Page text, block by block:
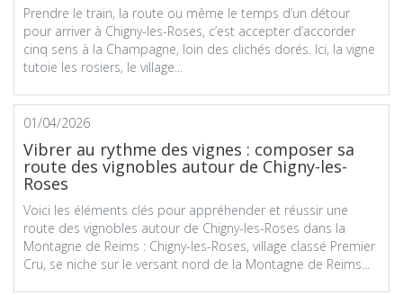
Prendre le train, la route ou même le temps d’un détour
pour arriver à Chigny-les-Roses, c’est accepter d’accorder
cinq sens à la Champagne, loin des clichés dorés. Ici, la vigne
tutoie les rosiers, le village...
01/04/2026
Vibrer au rythme des vignes : composer sa
route des vignobles autour de Chigny-les-
Roses
Voici les éléments clés pour appréhender et réussir une
route des vignobles autour de Chigny-les-Roses dans la
Montagne de Reims : Chigny-les-Roses, village classé Premier
Cru, se niche sur le versant nord de la Montagne de Reims...